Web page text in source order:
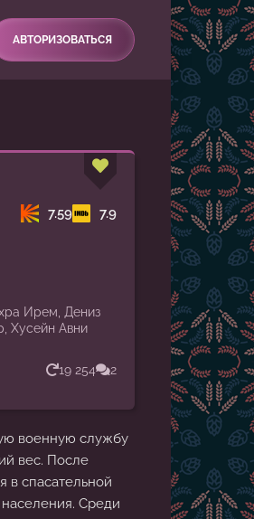
АВТОРИЗОВАТЬСЯ
7.59 7.9
Ирем, Дениз
Хусейн Авни
19 254 2
военную службу
вес. После
в спасательной
Среди